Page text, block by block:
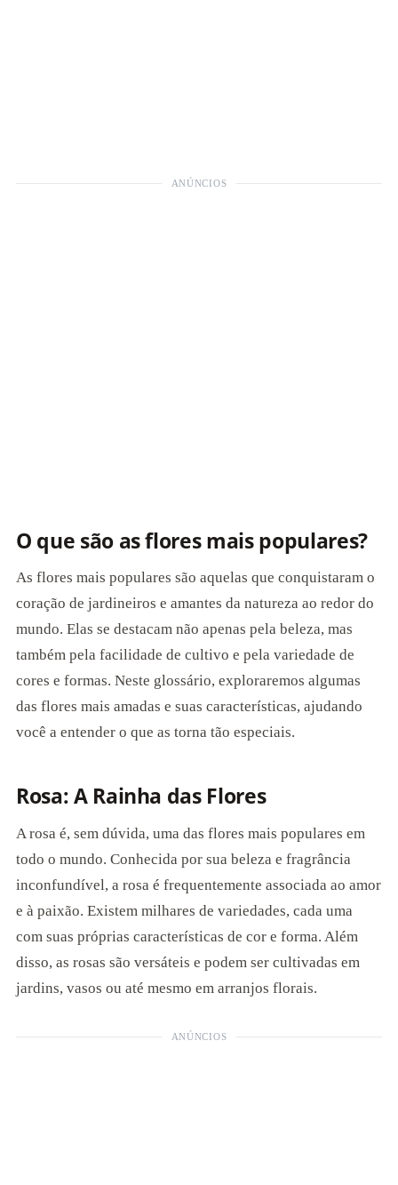
ANÚNCIOS
O que são as flores mais populares?
As flores mais populares são aquelas que conquistaram o
coração de jardineiros e amantes da natureza ao redor do
mundo. Elas se destacam não apenas pela beleza, mas
também pela facilidade de cultivo e pela variedade de
cores e formas. Neste glossário, exploraremos algumas
das flores mais amadas e suas características, ajudando
você a entender o que as torna tão especiais.
Rosa: A Rainha das Flores
A rosa é, sem dúvida, uma das flores mais populares em
todo o mundo. Conhecida por sua beleza e fragrância
inconfundível, a rosa é frequentemente associada ao amor
e à paixão. Existem milhares de variedades, cada uma
com suas próprias características de cor e forma. Além
disso, as rosas são versáteis e podem ser cultivadas em
jardins, vasos ou até mesmo em arranjos florais.
ANÚNCIOS